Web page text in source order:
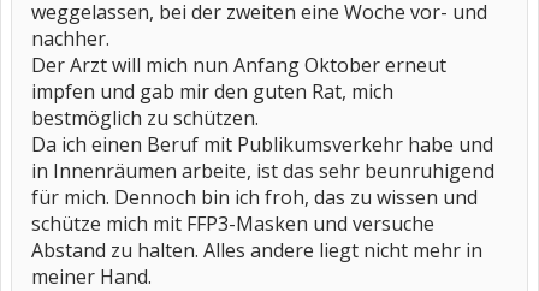
weggelassen, bei der zweiten eine Woche vor- und
nachher.
Der Arzt will mich nun Anfang Oktober erneut
impfen und gab mir den guten Rat, mich
bestmöglich zu schützen.
Da ich einen Beruf mit Publikumsverkehr habe und
in Innenräumen arbeite, ist das sehr beunruhigend
für mich. Dennoch bin ich froh, das zu wissen und
schütze mich mit FFP3-Masken und versuche
Abstand zu halten. Alles andere liegt nicht mehr in
meiner Hand.